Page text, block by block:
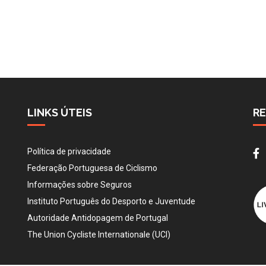
LINKS ÚTEIS
Política de privacidade
Federação Portuguesa de Ciclismo
Informações sobre Seguros
Instituto Português do Desporto e Juventude
Autoridade Antidopagem de Portugal
The Union Cycliste Internationale (UCI)